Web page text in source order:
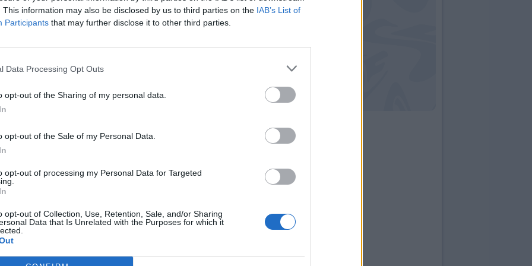
This information may also be disclosed by us to third parties on the IAB’s List of
Participants that may further disclose it to other third parties.
Data Processing Opt Outs
opt-out of the Sharing of my personal data.
opt-out of the Sale of my Personal Data.
opt-out of processing my Personal Data for Targeted
opt-out of Collection, Use, Retention, Sale, and/or Sharing
Data that Is Unrelated with the Purposes for which it
pronta a riaprire la trattativa ma senza
a bilancio per 25 o 30 milioni ma farebbe
di un attaccante.
da parte di Vlahovic,
per Randal Kolo Muani.
i ritiri cominciano, ed ad oggi non ha nulla in
dalBesiktas di Vincenzo Italiano. Dusan si
e teme di finire in un campionato meno
dell'allenatore
aspetto fondamentale per arrivare alla
anche il comportamento.